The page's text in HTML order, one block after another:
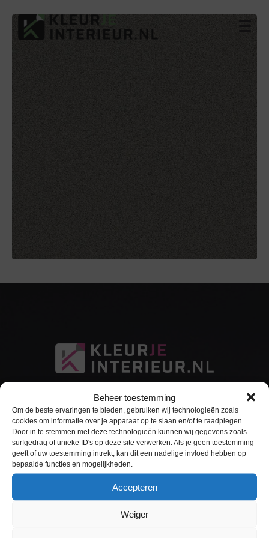
Beheer toestemming
Om de beste ervaringen te bieden, gebruiken wij technologieën zoals
cookies om informatie over je apparaat op te slaan en/of te raadplegen.
Door in te stemmen met deze technologieën kunnen wij gegevens zoals
surfgedrag of unieke ID's op deze site verwerken. Als je geen toestemming
geeft of uw toestemming intrekt, kan dit een nadelige invloed hebben op
bepaalde functies en mogelijkheden.
Accepteren
Weiger
Sitemap
Home
Interieurfolie